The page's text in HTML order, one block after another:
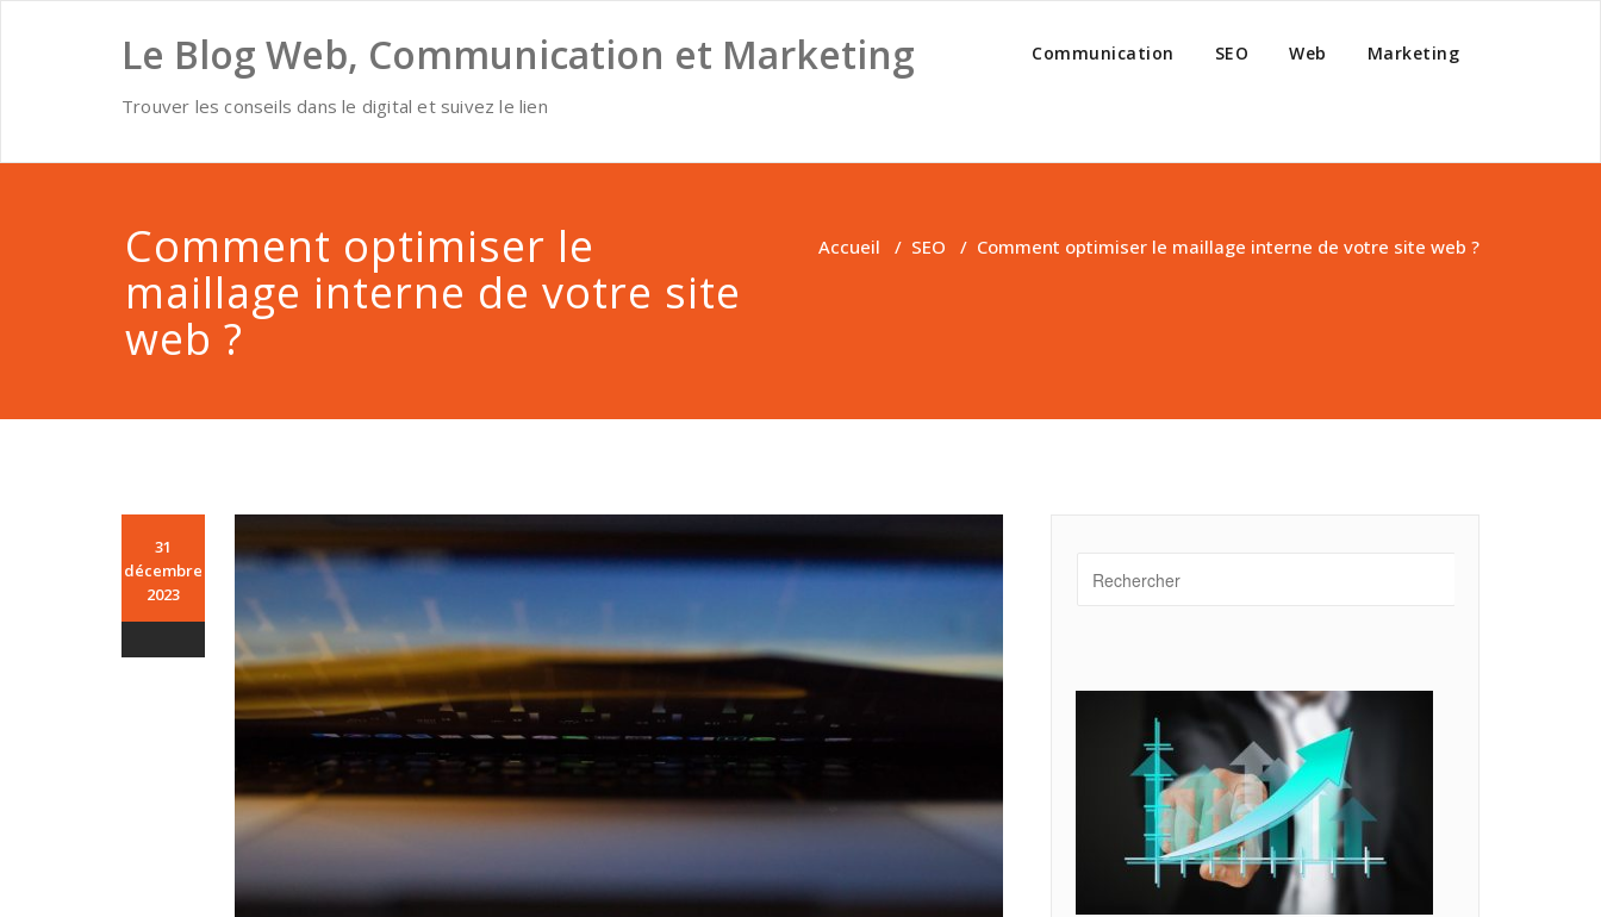
Le Blog Web, Communication et Marketing
Trouver les conseils dans le digital et suivez le lien
Communication SEO Web Marketing
Comment optimiser le
maillage interne de votre site
web ?
Accueil / SEO / Comment optimiser le maillage interne de votre site web ?
31
décembre
2023